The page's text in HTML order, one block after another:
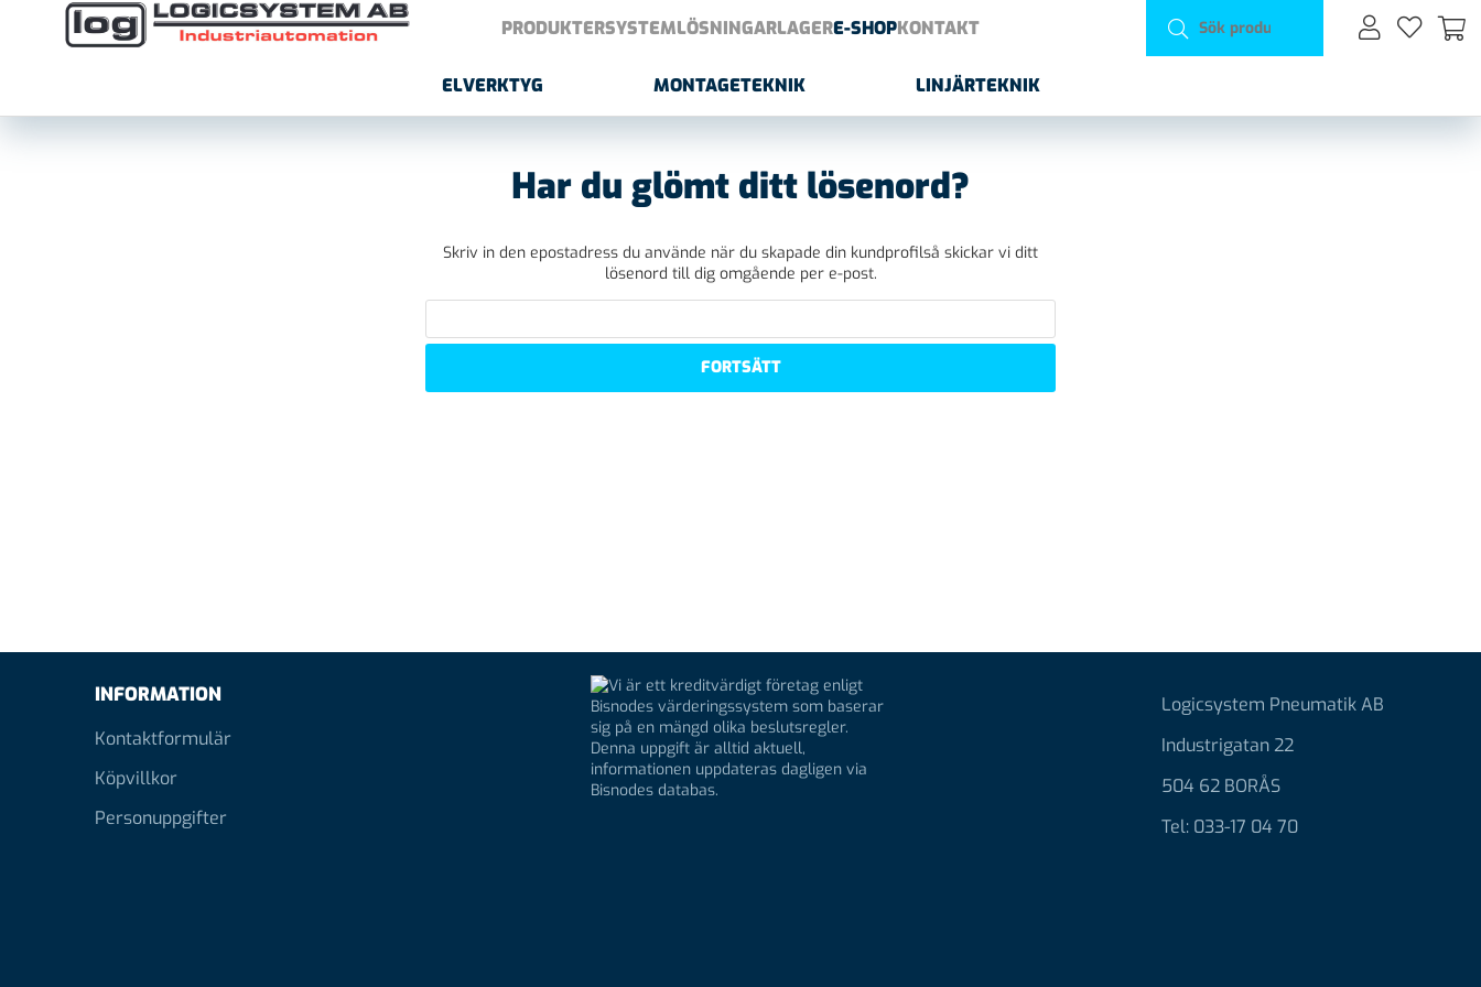
PRODUKTERSYSTEMLÖSNINGARLAGERE-SHOPKONTAKT
ELVERKTYG MONTAGETEKNIK LINJÄRTEKNIK
Har du glömt ditt lösenord?
Skriv in den epostadress du använde när du skapade din kundprofilså skickar vi ditt
lösenord till dig omgående per e-post.
FORTSÄTT
INFORMATION
Kontaktformulär
Köpvillkor
Personuppgifter
Logicsystem Pneumatik AB
Industrigatan 22
504 62 BORÅS
Tel: 033-17 04 70